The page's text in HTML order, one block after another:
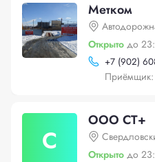
Метком
Открыто до
+7 (902)
Приёмщик:
С
ООО СТ+
Открыто до